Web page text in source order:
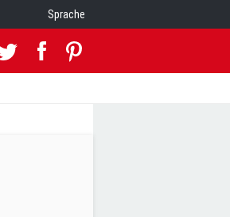
Sprache